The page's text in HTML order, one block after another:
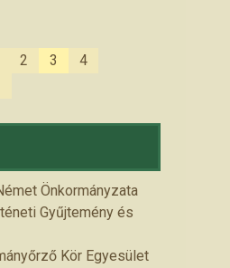
2 3
4
Önkormányzata
Gyűjtemény és
Kör Egyesület